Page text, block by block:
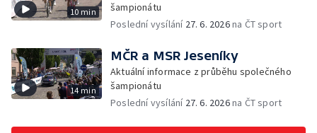
10 min
šampionátu
Poslední vysílání 27. 6. 2026na ČT sport
14 min
MČR a MSR Jeseníky
Aktuální informace z průběhu společného
šampionátu
Poslední vysílání 27. 6. 2026na ČT sport